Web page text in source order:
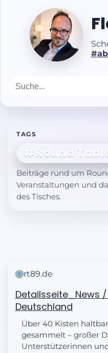
TAGS
#Round
Beiträge rund um
Veranstaltungen und
des Tisches.
rt89.de
Detailsseite_News
Deutschland
Über 40 Kisten
gesammelt – großer
Unterstützerinnen